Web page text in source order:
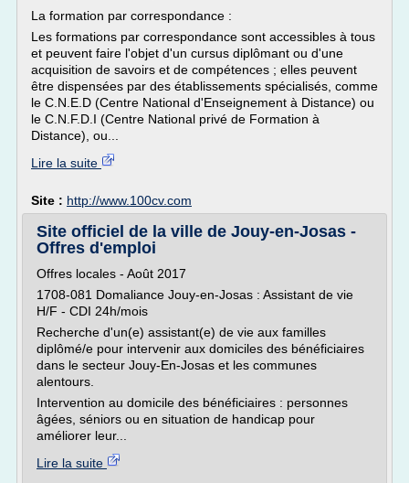
La formation par correspondance :
Les formations par correspondance sont accessibles à tous
et peuvent faire l'objet d'un cursus diplômant ou d'une
acquisition de savoirs et de compétences ; elles peuvent
être dispensées par des établissements spécialisés, comme
le C.N.E.D (Centre National d'Enseignement à Distance) ou
le C.N.F.D.I (Centre National privé de Formation à
Distance), ou...
Lire la suite
Site : http://www.100cv.com
Site officiel de la ville de Jouy-en-Josas -
Offres d'emploi
Offres locales - Août 2017
1708-081 Domaliance Jouy-en-Josas : Assistant de vie
H/F - CDI 24h/mois
Recherche d'un(e) assistant(e) de vie aux familles
diplômé/e pour intervenir aux domiciles des bénéficiaires
dans le secteur Jouy-En-Josas et les communes
alentours.
Intervention au domicile des bénéficiaires : personnes
âgées, séniors ou en situation de handicap pour
améliorer leur...
Lire la suite